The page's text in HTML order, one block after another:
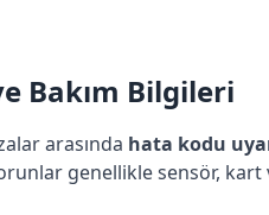
Bakım Bilgileri
arasında hata kodu
genellikle sensör,